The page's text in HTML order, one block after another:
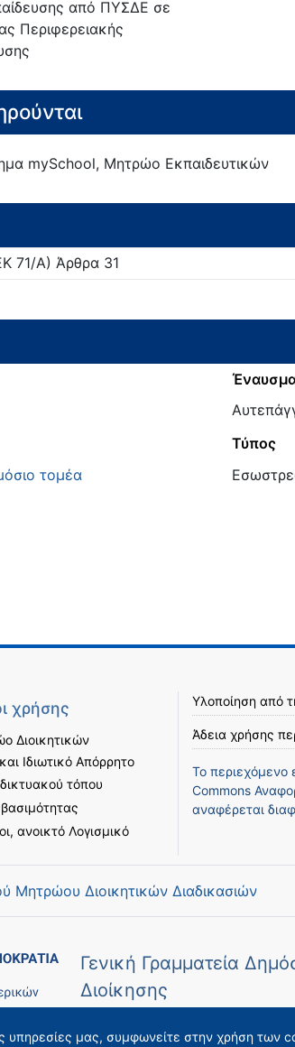
από ΠΥΣΔΕ σε
Περιφερειακής
mySchool, Μητρώο Εκπαιδευτικών
71/Α) Άρθρα 31
τομέα
Τύπος
υπηρεσίες μας, συμφωνείτε στην χρήση των
χρήσης
Διοικητικών
Ιδιωτικό Απόρρητο
τόπου
ανοικτό Λογισμικό
Υλοποίηση από
Άδεια χρήσης
Το περιεχόμενο
Commons
αναφέρεται
Μητρώου Διοικητικών Διαδικασιών
Γενική Γραμματεία
Διοίκησης